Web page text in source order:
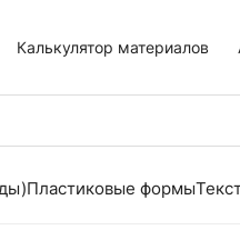
Калькулятор материалов
Пластиковые формы